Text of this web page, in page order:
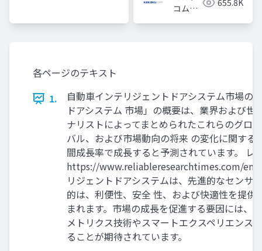
コム採
655.8K
各ページのテキスト
1.
自動車インテリジェントドアシステム市場の
ドアシステム 市場」の概要は、業界および
ナリストによってまとめられたこれらのグロ
バル、および市場動向の将来 の変化に関す
間成長率で成長すると予測されています。 レ
https://www.reliableresearchtimes.com/
リジェントドアシステムは、先進的なセンサ
的は、利便性、安全 性、および快適性を提
まれます。市場の成長を促進する要因には、
メトリクス技術やスマートエクスペリエンス
ることが期待されています。